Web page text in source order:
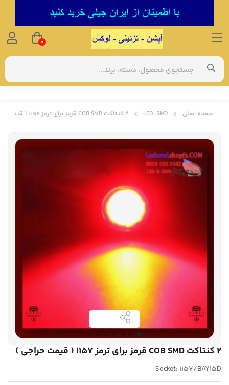
صفحه اصلی LED‌-SMD ۲ کنتاکت COB SMD قرمز برای ترمز 1157 ( قیمت حراجی )
۲ کنتاکت COB SMD قرمز برای ترمز 1157 ( قیمت حراجی )
Socket: 1157/BAY15D
0